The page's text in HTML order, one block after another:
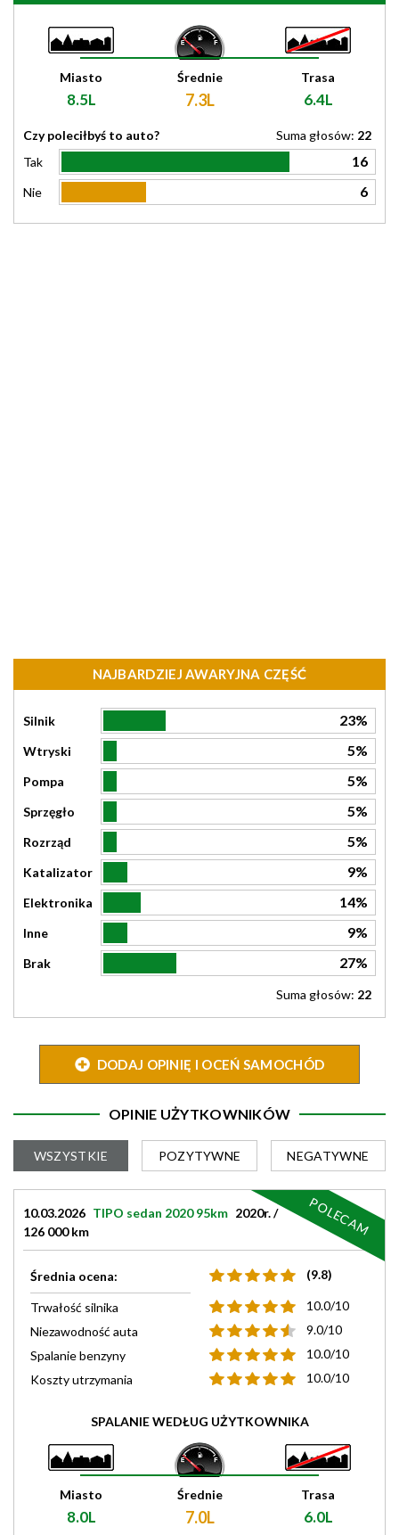
Miasto
8.5L
Średnie
7.3L
Trasa
6.4L
Czy poleciłbyś to auto? Suma głosów: 22
Tak
16
Nie 6
NAJBARDZIEJ AWARYJNA CZĘŚĆ
Silnik 23%
Wtryski 5%
Pompa 5%
Sprzęgło 5%
Rozrząd 5%
Katalizator 9%
Elektronika 14%
Inne 9%
Brak 27%
Suma głosów: 22
DODAJ OPINIĘ I OCEŃ SAMOCHÓD
OPINIE UŻYTKOWNIKÓW
WSZYSTKIE POZYTYWNE NEGATYWNE
10.03.2026 TIPO sedan 2020 95km 2020r. /
126 000 km
Średnia ocena: (9.8)
Trwałość silnika
10.0/10
Niezawodność auta
9.0/10
Spalanie benzyny
10.0/10
Koszty utrzymania
10.0/10
SPALANIE WEDŁUG UŻYTKOWNIKA
Miasto
8.0L
Średnie
7.0L
Trasa
6.0L
POLECAM